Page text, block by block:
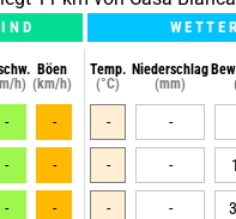
WETTER
h)
Böen
(km/h)
Temp.
(°C)
Niederschlag
(mm)
- - - -
- - - -
- - - -